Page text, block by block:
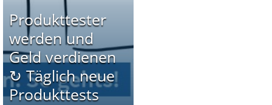
Produkttester
werden und
Geld verdienen
↻ Täglich neue
Produkttests